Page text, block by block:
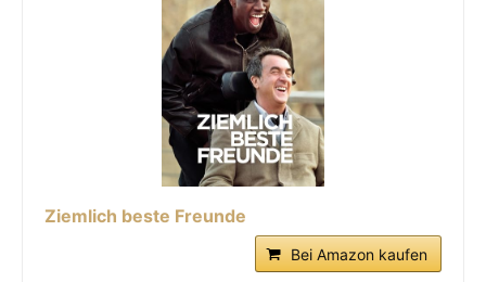
Ziemlich beste Freunde
Bei Amazon kaufen